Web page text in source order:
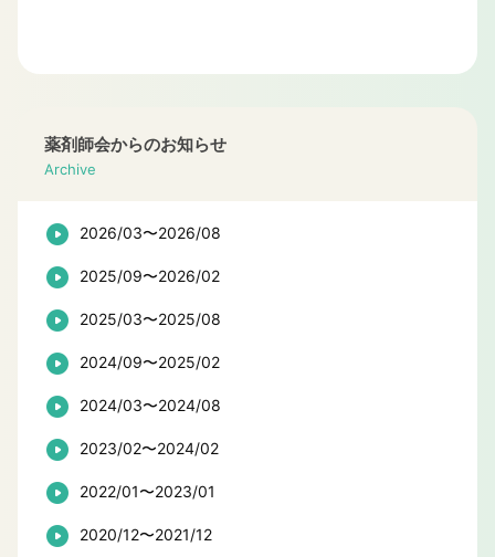
薬剤師会からのお知らせ
Archive
2026/03〜2026/08
2025/09〜2026/02
2025/03〜2025/08
2024/09〜2025/02
2024/03〜2024/08
2023/02〜2024/02
2022/01〜2023/01
2020/12〜2021/12